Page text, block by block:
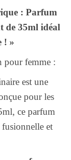
: Parfum
de 35ml idéal
! »
pour femme :
est une
pour les
ce parfum
et